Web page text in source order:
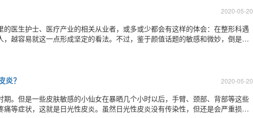
2020-05-20
医生护士、医疗产业的相关从业者，或多或少都会有这样的体会：在整形科遇
越容易就这一点形成坚定的看法。不过，鉴于颜值话题的敏感和微妙，倒是很
炎？ 2020-05-20
。但是一些皮肤敏感的小仙女在暴晒几个小时以后，手臂、颈部、背部等这些
等症状，这就是日光性皮炎。虽然日光性皮炎没有传染性，但还是会严重损害